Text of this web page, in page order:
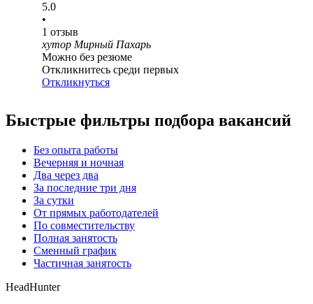
5.0
•
1 отзыв
хутор Мирный Пахарь
Можно без резюме
Откликнитесь среди первых
Откликнуться
Быстрые фильтры подбора вакансий
Без опыта работы
Вечерняя и ночная
Два через два
За последние три дня
За сутки
От прямых работодателей
По совместительству
Полная занятость
Сменный график
Частичная занятость
HeadHunter